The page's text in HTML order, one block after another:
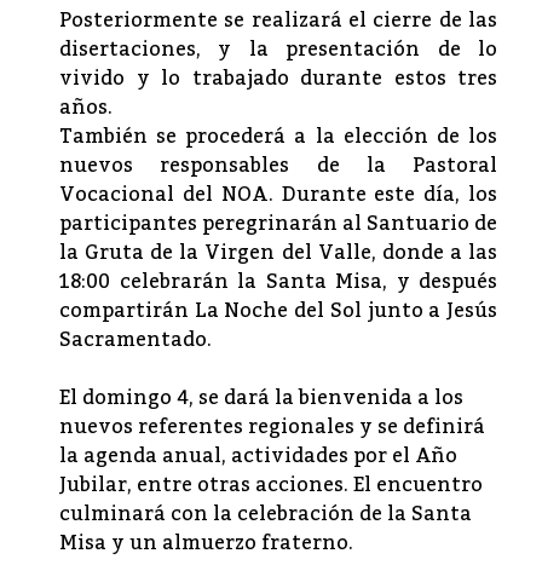
Posteriormente se realizará el cierre de las
disertaciones, y la presentación de lo
vivido y lo trabajado durante estos tres
años.
También se procederá a la elección de los
nuevos responsables de la Pastoral
Vocacional del NOA. Durante este día, los
participantes peregrinarán al Santuario de
la Gruta de la Virgen del Valle, donde a las
18:00 celebrarán la Santa Misa, y después
compartirán La Noche del Sol junto a Jesús
Sacramentado.
El domingo 4, se dará la bienvenida a los
nuevos referentes regionales y se definirá
la agenda anual, actividades por el Año
Jubilar, entre otras acciones. El encuentro
culminará con la celebración de la Santa
Misa y un almuerzo fraterno.